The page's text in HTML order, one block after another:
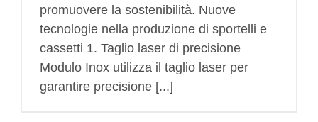
promuovere la sostenibilità. Nuove
tecnologie nella produzione di sportelli e
cassetti 1. Taglio laser di precisione
Modulo Inox utilizza il taglio laser per
garantire precisione [...]